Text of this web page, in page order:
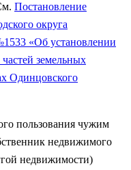
Постановление
округа
«Об установлении
земельных
Одинцовского
пользования чужим
недвижимого
недвижимости)